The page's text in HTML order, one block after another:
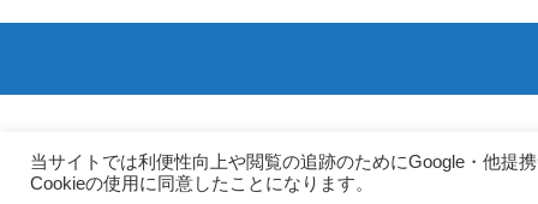
当サイトでは利便性向上や閲覧の追跡のためにGoogle・他提
Cookieの使用に同意したことになります。